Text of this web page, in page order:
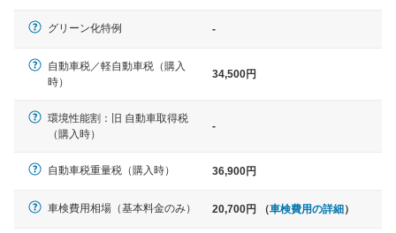
ノア、セレナ、プリウス、カロー
ラ、ステップワゴン など
グリーン化特例 -
自動車税／軽自動車税（購入
時）
34,500円
環境性能割：旧 自動車取得税
（購入時）
-
自動車税重量税（購入時） 36,900円
車検費用相場（基本料金のみ） 20,700円 （車検費用の詳細）